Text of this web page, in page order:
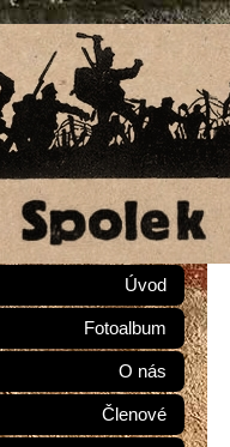
Úvod
Fotoalbum
O nás
Členové